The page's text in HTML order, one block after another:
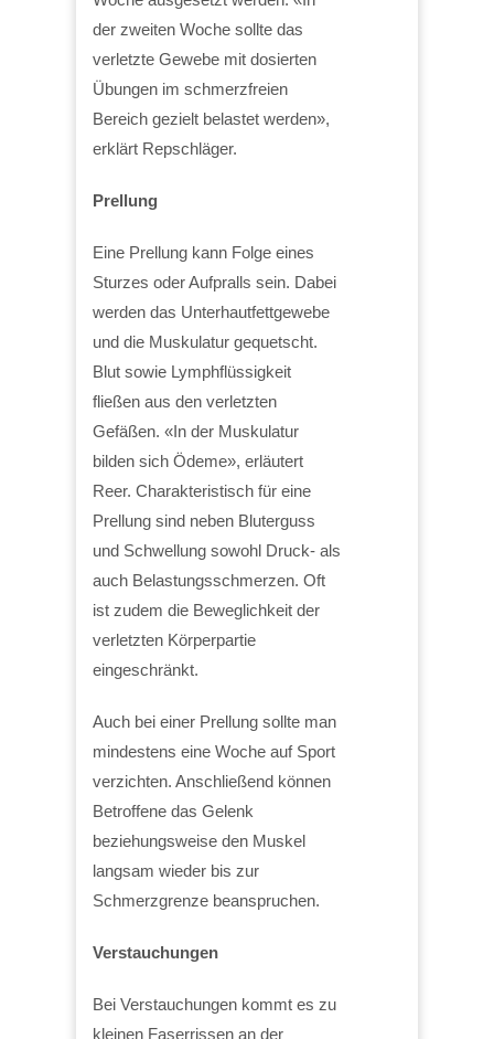
der zweiten Woche sollte das
verletzte Gewebe mit dosierten
Übungen im schmerzfreien
Bereich gezielt belastet werden»,
erklärt Repschläger.
Prellung
Eine Prellung kann Folge eines
Sturzes oder Aufpralls sein. Dabei
werden das Unterhautfettgewebe
und die Muskulatur gequetscht.
Blut sowie Lymphflüssigkeit
fließen aus den verletzten
Gefäßen. «In der Muskulatur
bilden sich Ödeme», erläutert
Reer. Charakteristisch für eine
Prellung sind neben Bluterguss
und Schwellung sowohl Druck- als
auch Belastungsschmerzen. Oft
ist zudem die Beweglichkeit der
verletzten Körperpartie
eingeschränkt.
Auch bei einer Prellung sollte man
mindestens eine Woche auf Sport
verzichten. Anschließend können
Betroffene das Gelenk
beziehungsweise den Muskel
langsam wieder bis zur
Schmerzgrenze beanspruchen.
Verstauchungen
Bei Verstauchungen kommt es zu
kleinen Faserrissen an der